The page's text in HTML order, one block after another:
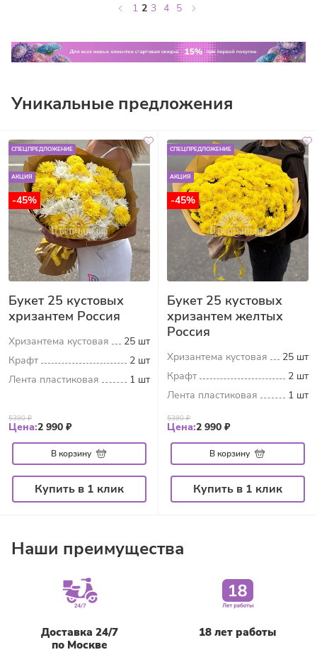
1 2 3 4 5
Уникальные предложения
-45%
СПЕЦПРЕДЛОЖЕНИЕ
АКЦИЯ
Букет 25 кустовых
хризантем Россия
Хризантема кустовая
25 шт
Крафт
2 шт
Лента пластиковая
1 шт
5390 ₽
Цена:2 990 ₽
В корзину
Купить в 1 клик
-45%
СПЕЦПРЕДЛОЖЕНИЕ
АКЦИЯ
Букет 25 кустовых
хризантем желтых
Россия
Хризантема кустовая
25 шт
Крафт
2 шт
Лента пластиковая
1 шт
5390 ₽
Цена:2 990 ₽
В корзину
Купить в 1 клик
Наши преимущества
Доставка 24/7
по Москве
18 лет работы